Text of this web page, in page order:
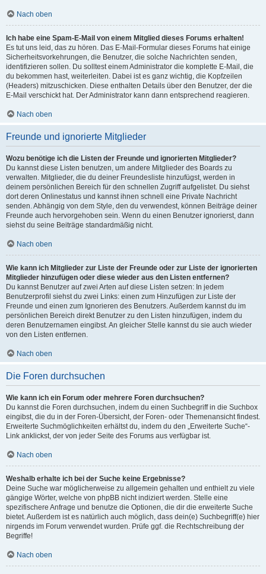
Nach oben
Ich habe eine Spam-E-Mail von einem Mitglied dieses Forums erhalten!
Es tut uns leid, das zu hören. Das E-Mail-Formular dieses Forums hat einige
Sicherheitsvorkehrungen, die Benutzer, die solche Nachrichten senden,
identifizieren sollen. Du solltest einem Administrator die komplette E-Mail, die
du bekommen hast, weiterleiten. Dabei ist es ganz wichtig, die Kopfzeilen
(Headers) mitzuschicken. Diese enthalten Details über den Benutzer, der die
E-Mail verschickt hat. Der Administrator kann dann entsprechend reagieren.
Nach oben
Freunde und ignorierte Mitglieder
Wozu benötige ich die Listen der Freunde und ignorierten Mitglieder?
Du kannst diese Listen benutzen, um andere Mitglieder des Boards zu
verwalten. Mitglieder, die du deiner Freundesliste hinzufügst, werden in
deinem persönlichen Bereich für den schnellen Zugriff aufgelistet. Du siehst
dort deren Onlinestatus und kannst ihnen schnell eine Private Nachricht
senden. Abhängig von dem Style, den du verwendest, können Beiträge deiner
Freunde auch hervorgehoben sein. Wenn du einen Benutzer ignorierst, dann
siehst du seine Beiträge standardmäßig nicht.
Nach oben
Wie kann ich Mitglieder zur Liste der Freunde oder zur Liste der ignorierten
Mitglieder hinzufügen oder diese wieder aus den Listen entfernen?
Du kannst Benutzer auf zwei Arten auf diese Listen setzen: In jedem
Benutzerprofil siehst du zwei Links: einen zum Hinzufügen zur Liste der
Freunde und einen zum Ignorieren des Benutzers. Außerdem kannst du im
persönlichen Bereich direkt Benutzer zu den Listen hinzufügen, indem du
deren Benutzernamen eingibst. An gleicher Stelle kannst du sie auch wieder
von den Listen entfernen.
Nach oben
Die Foren durchsuchen
Wie kann ich ein Forum oder mehrere Foren durchsuchen?
Du kannst die Foren durchsuchen, indem du einen Suchbegriff in die Suchbox
eingibst, die du in der Foren-Übersicht, der Foren- oder Themenansicht findest.
Erweiterte Suchmöglichkeiten erhältst du, indem du den „Erweiterte Suche“-
Link anklickst, der von jeder Seite des Forums aus verfügbar ist.
Nach oben
Weshalb erhalte ich bei der Suche keine Ergebnisse?
Deine Suche war möglicherweise zu allgemein gehalten und enthielt zu viele
gängige Wörter, welche von phpBB nicht indiziert werden. Stelle eine
spezifischere Anfrage und benutze die Optionen, die dir die erweiterte Suche
bietet. Außerdem ist es natürlich auch möglich, dass dein(e) Suchbegriff(e) hier
nirgends im Forum verwendet wurden. Prüfe ggf. die Rechtschreibung der
Begriffe!
Nach oben